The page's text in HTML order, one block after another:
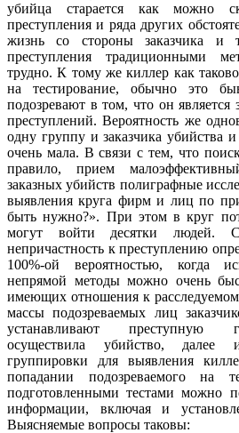
убийца старается как можно
преступления и ряда других
жизнь со стороны заказчика и
преступления традиционными
трудно. К тому же киллер как
на тестирование, обычно это
подозревают в том, что он является
преступлений. Вероятность же
одну группу и заказчика убийства
очень мала. В связи с тем, что
правило, прием
заказных убийств полиграфные
выявления круга фирм и лиц по
быть нужно?». При этом в круг
могут войти десятки людей.
непричастность к преступлению
100%-ой вероятностью, когда
непрямой методы можно очень
имеющих отношения к
массы подозреваемых лиц
устанавливают преступную
осуществила убийство, далее
группировки для выявления
попадании подозреваемого на
подготовленными тестами можно
информации, включая и
Выясняемые вопросы таковы: